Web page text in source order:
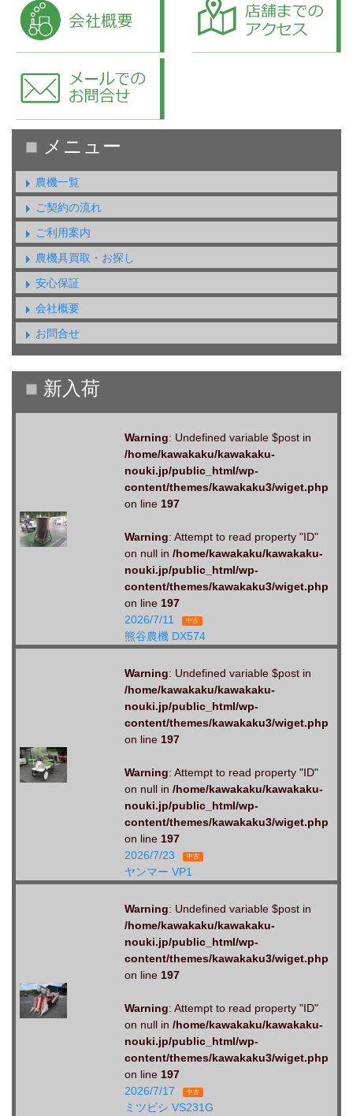
農機一覧
ご契約の流れ
ご利用案内
農機具買取・お探し
安心保証
会社概要
お問合せ
Warning: Undefined variable $post in
/home/kawakaku/kawakaku-
nouki.jp/public_html/wp-
content/themes/kawakaku3/wiget.php
on line 197
Warning: Attempt to read property "ID"
on null in /home/kawakaku/kawakaku-
nouki.jp/public_html/wp-
content/themes/kawakaku3/wiget.php
on line 197
2026/7/11
中古
熊谷農機 DX574
Warning: Undefined variable $post in
/home/kawakaku/kawakaku-
nouki.jp/public_html/wp-
content/themes/kawakaku3/wiget.php
on line 197
Warning: Attempt to read property "ID"
on null in /home/kawakaku/kawakaku-
nouki.jp/public_html/wp-
content/themes/kawakaku3/wiget.php
on line 197
2026/7/23
中古
ヤンマー VP1
Warning: Undefined variable $post in
/home/kawakaku/kawakaku-
nouki.jp/public_html/wp-
content/themes/kawakaku3/wiget.php
on line 197
Warning: Attempt to read property "ID"
on null in /home/kawakaku/kawakaku-
nouki.jp/public_html/wp-
content/themes/kawakaku3/wiget.php
on line 197
2026/7/17
中古
ミツビシ VS231G